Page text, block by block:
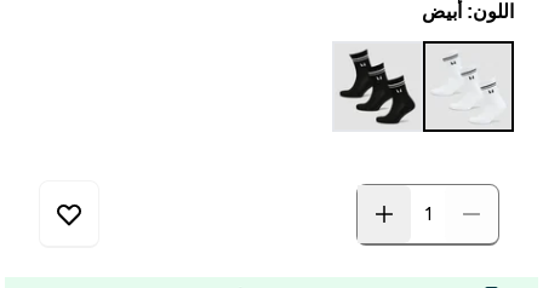
اللون: أبيض